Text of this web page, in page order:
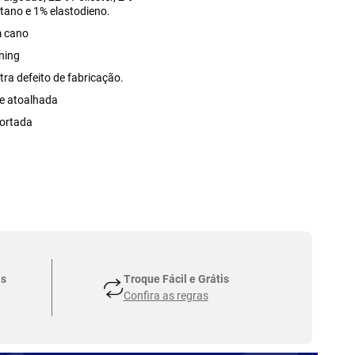
e 1% elastodieno.
cano
defeito de fabricação.
atoalhada
Troque Fácil e Grátis
Confira as regras